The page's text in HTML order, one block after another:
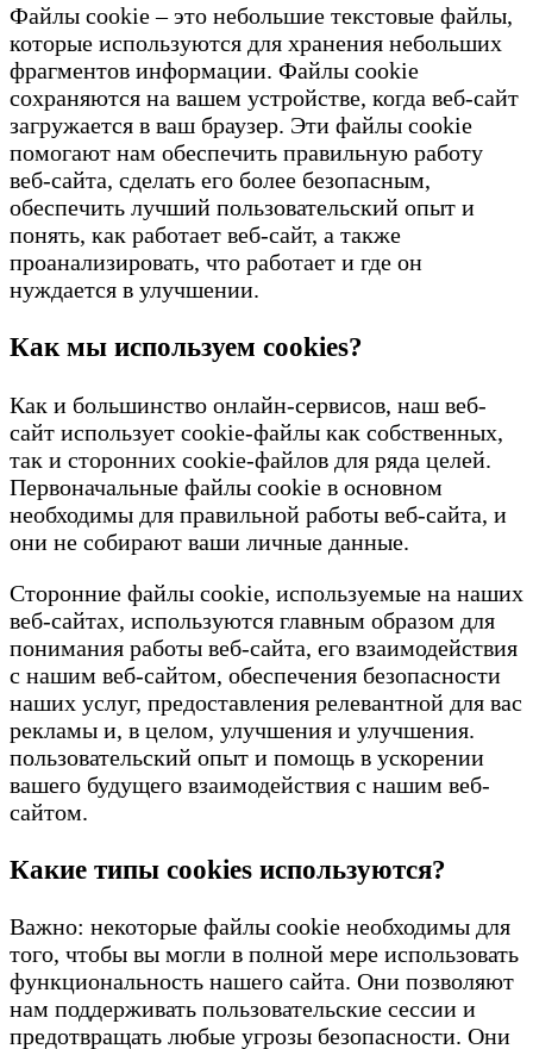
Файлы cookie – это небольшие текстовые файлы,
которые используются для хранения небольших
фрагментов информации. Файлы cookie
сохраняются на вашем устройстве, когда веб-сайт
загружается в ваш браузер. Эти файлы cookie
помогают нам обеспечить правильную работу
веб-сайта, сделать его более безопасным,
обеспечить лучший пользовательский опыт и
понять, как работает веб-сайт, а также
проанализировать, что работает и где он
нуждается в улучшении.
Как мы используем cookies?
Как и большинство онлайн-сервисов, наш веб-
сайт использует cookie-файлы как собственных,
так и сторонних cookie-файлов для ряда целей.
Первоначальные файлы cookie в основном
необходимы для правильной работы веб-сайта, и
они не собирают ваши личные данные.
Сторонние файлы cookie, используемые на наших
веб-сайтах, используются главным образом для
понимания работы веб-сайта, его взаимодействия
с нашим веб-сайтом, обеспечения безопасности
наших услуг, предоставления релевантной для вас
рекламы и, в целом, улучшения и улучшения.
пользовательский опыт и помощь в ускорении
вашего будущего взаимодействия с нашим веб-
сайтом.
Какие типы cookies используются?
Важно: некоторые файлы cookie необходимы для
того, чтобы вы могли в полной мере использовать
функциональность нашего сайта. Они позволяют
нам поддерживать пользовательские сессии и
предотвращать любые угрозы безопасности. Они